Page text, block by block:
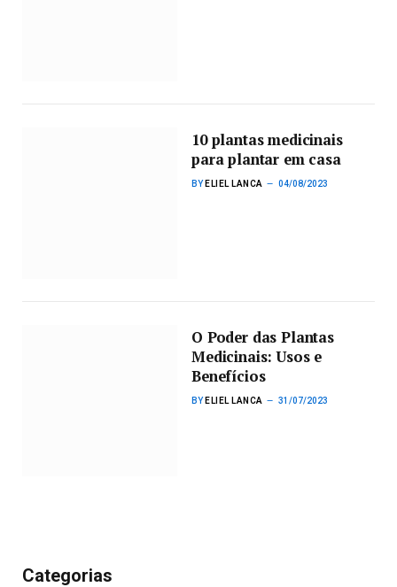
10 plantas medicinais
para plantar em casa
BY ELIEL LANCA 04/08/2023
O Poder das Plantas
Medicinais: Usos e
Benefícios
BY ELIEL LANCA 31/07/2023
Categorias